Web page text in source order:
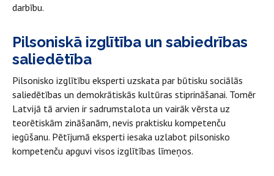
darbību.
Pilsoniskā izglītība un sabiedrības
saliedētība
Pilsonisko izglītību eksperti uzskata par būtisku sociālās
saliedētības un demokrātiskās kultūras stiprināšanai. Tomēr
Latvijā tā arvien ir sadrumstalota un vairāk vērsta uz
teorētiskām zināšanām, nevis praktisku kompetenču
iegūšanu. Pētījumā eksperti iesaka uzlabot pilsonisko
kompetenču apguvi visos izglītības līmeņos.